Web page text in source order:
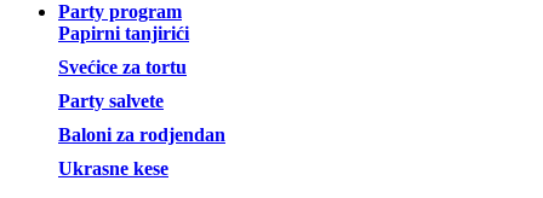
Party program
Papirni tanjirići
Svećice za tortu
Party salvete
Baloni za rodjendan
Ukrasne kese